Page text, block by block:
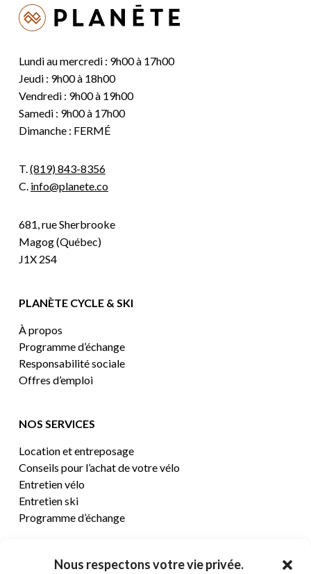
Nous respectons votre vie privée.
Lundi au mercredi : 9h00 à 17h00
Jeudi : 9h00 à 18h00
Vendredi : 9h00 à 19h00
Samedi : 9h00 à 17h00
Dimanche : FERMÉ
T.(819) 843-8356
C. info@planete.co
681, rue Sherbrooke
Magog (Québec)
J1X 2S4
PLANÈTE CYCLE & SKI
À propos
Programme d’échange
Responsabilité sociale
Offres d’emploi
NOS SERVICES
Location et entreposage
Conseils pour l’achat de votre vélo
Entretien vélo
Entretien ski
Programme d’échange
CENTRE D’AIDE